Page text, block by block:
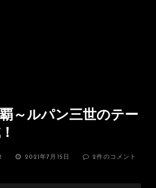
～ルパン三世のテー
投
2021年7月15日
～
制
2件のコメント